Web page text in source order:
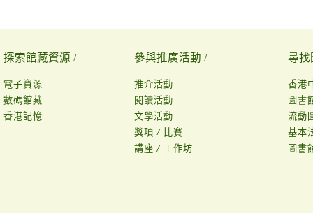
探索館藏資源 /
電子資源
數碼館藏
香港記憶
參與推廣活動 /
推介活動
閱讀活動
文學活動
獎項 / 比賽
講座 / 工作坊
尋找
香港
圖書
流動
基本
圖書